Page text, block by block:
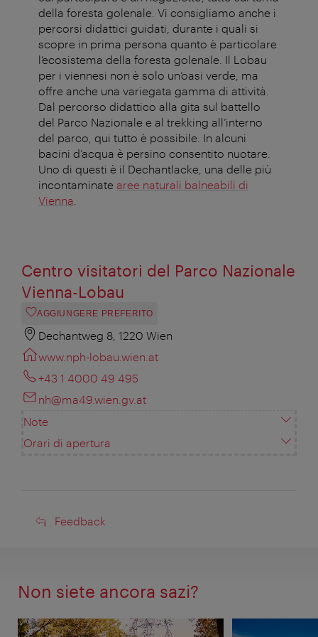
della foresta golenale. Vi consigliamo anche i
percorsi didattici guidati, durante i quali si
scopre in prima persona quanto è particolare
l’ecosistema della foresta golenale. Il Lobau
per i viennesi non è solo un’oasi verde, ma
offre anche una variegata gamma di attività.
Dal percorso didattico alla gita sul battello
del Parco Nazionale e al trekking all’interno
del parco, qui tutto è possibile. In alcuni
bacini d’acqua è persino consentito nuotare.
Uno di questi è il Dechantlacke, una delle più
incontaminate aree naturali balneabili di
Vienna
Centro visitatori del Parco Nazionale
Vienna-Lobau
AGGIUNGERE PREFERITO
Dechantweg 8, 1220 Wien
www.nph-lobau.wien.at
+43 1 4000 49 495
nh@ma49.wien.gv.at
Note
Orari di apertura
Feedback
Feedback
Non siete ancora sazi?